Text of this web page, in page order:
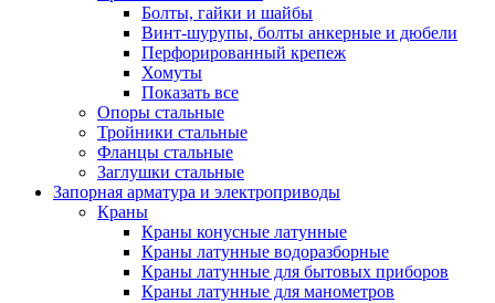
Болты, гайки и шайбы
Винт-шурупы, болты анкерные и дюбели
Перфорированный крепеж
Хомуты
Показать все
Опоры стальные
Тройники стальные
Фланцы стальные
Заглушки стальные
Запорная арматура и электроприводы
Краны
Краны конусные латунные
Краны латунные водоразборные
Краны латунные для бытовых приборов
Краны латунные для манометров